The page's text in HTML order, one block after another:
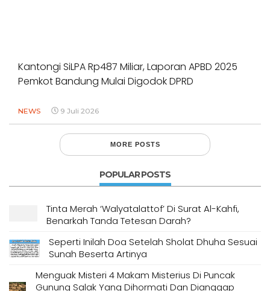
Kantongi SiLPA Rp487 Miliar, Laporan APBD 2025
Pemkot Bandung Mulai Digodok DPRD
NEWS 9 Juli 2026
MORE POSTS
POPULAR POSTS
Tinta Merah ‘Walyatalattof’ Di Surat Al-Kahfi,
Benarkah Tanda Tetesan Darah?
Seperti Inilah Doa Setelah Sholat Dhuha Sesuai
Sunah Beserta Artinya
Menguak Misteri 4 Makam Misterius Di Puncak
Gunung Salak Yang Dihormati Dan Dianggap